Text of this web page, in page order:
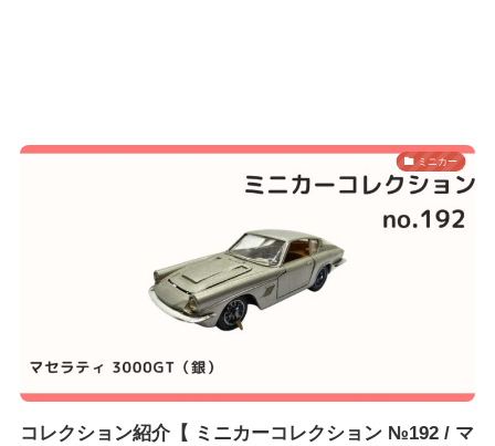
ミニカー
コレクション紹介【 ミニカーコレクション №192 / マ